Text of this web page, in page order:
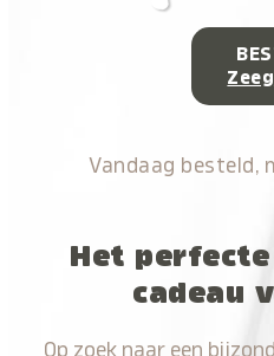
Vandaag besteld,
Het
cadeau
Op zoek naar een